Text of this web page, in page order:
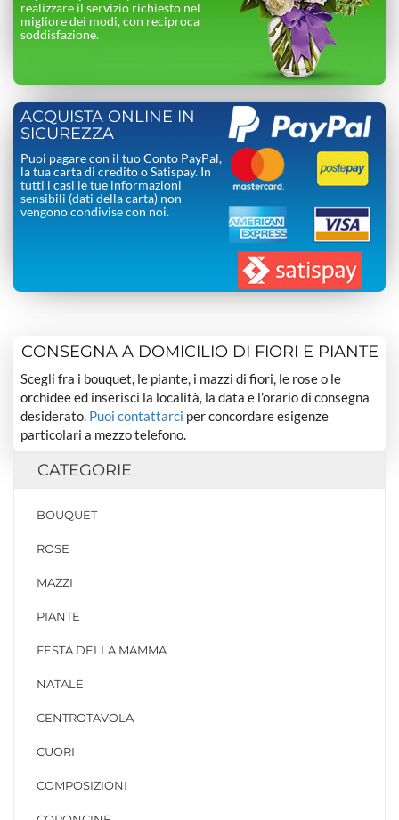
realizzare il servizio richiesto nel
migliore dei modi, con reciproca
soddisfazione.
ACQUISTA ONLINE IN
SICUREZZA
Puoi pagare con il tuo Conto PayPal,
la tua carta di credito o Satispay. In
tutti i casi le tue informazioni
sensibili (dati della carta) non
vengono condivise con noi.
CONSEGNA A DOMICILIO DI FIORI E PIANTE
Scegli fra i bouquet, le piante, i mazzi di fiori, le rose o le
orchidee ed inserisci la località, la data e l’orario di consegna
desiderato. Puoi contattarci per concordare esigenze
particolari a mezzo telefono.
CATEGORIE
BOUQUET
ROSE
MAZZI
PIANTE
FESTA DELLA MAMMA
NATALE
CENTROTAVOLA
CUORI
COMPOSIZIONI